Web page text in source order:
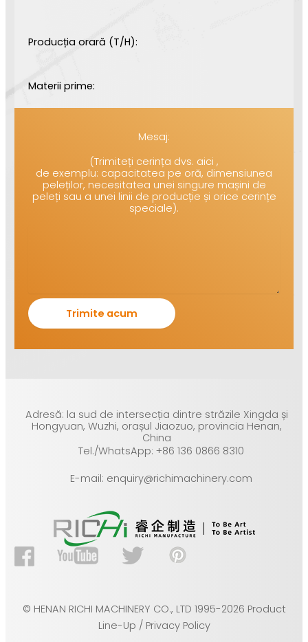
Producția orară (T/H):
Materii prime:
Mesaj:
(Trimiteți cerința dvs. aici ,
de exemplu: capacitatea pe oră, dimensiunea
peleților, necesitatea unei singure mașini de
peleți sau a unei linii de producție și orice cerințe
speciale).
Adresă: la sud de intersecția dintre străzile Xingda și
Hongyuan, Wuzhi, orașul Jiaozuo, provincia Henan,
China
Tel./WhatsApp: +86 136 0866 8310
E-mail: enquiry@richimachinery.com
© HENAN RICHI MACHINERY CO., LTD 1995-2026 Product
Line-Up / Privacy Policy